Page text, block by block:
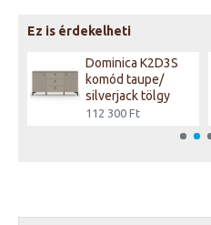
Ez is érdekelheti
Dominica K2D3S
komód taupe/
silverjack tölgy
112 300 Ft